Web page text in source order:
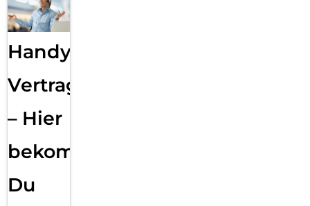
Handy
Vertragsabwicklung
– Hier
bekommst
Du